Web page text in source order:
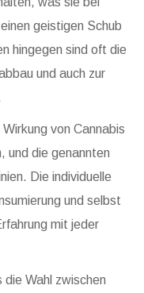
geistigen Schub
hingegen sind oft die
und auch zur
von Cannabis
und die genannten
Die individuelle
und selbst
mit jeder
Wahl zwischen